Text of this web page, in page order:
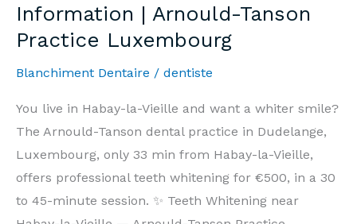
Prix
500€
Informations
|
Cabinet
Arnould-
Tanson
Luxembourg
Information | Arnould-Tanson
Practice Luxembourg
Blanchiment Dentaire / dentiste
You live in Habay-la-Vieille and want a whiter smile?
The Arnould-Tanson dental practice in Dudelange,
Luxembourg, only 33 min from Habay-la-Vieille,
offers professional teeth whitening for €500, in a 30
to 45-minute session. ✨ Teeth Whitening near